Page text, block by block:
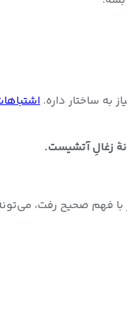
به ساختار داره.
زغالِ آتشیست.
فهم صحیح رفت،